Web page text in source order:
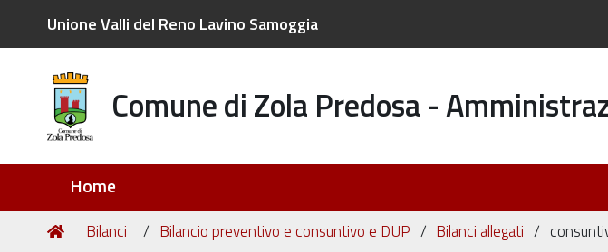
Unione Valli del Reno Lavino Samoggia
Comune di Zola Predosa -
Home
Tu
Home
Bilanci Bilancio preventivo e consuntivo e DUP Bilanci allegati